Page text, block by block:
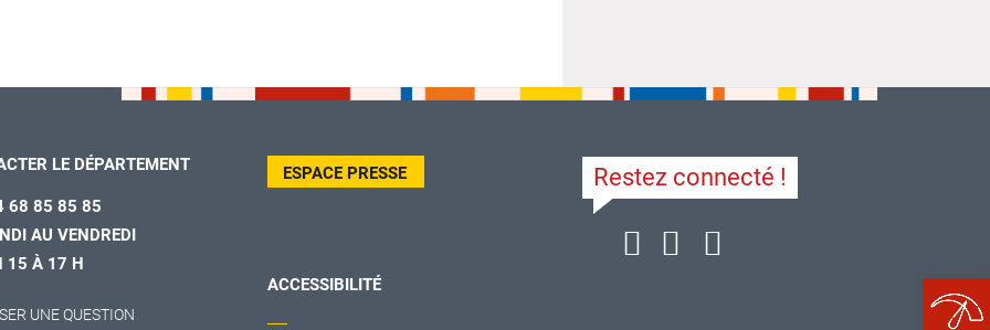
LE DÉPARTEMENT
68 85 85 85
AU VENDREDI
15 À 17 H
UNE QUESTION
ESPACE PRESSE
ACCESSIBILITÉ
Restez connecté !